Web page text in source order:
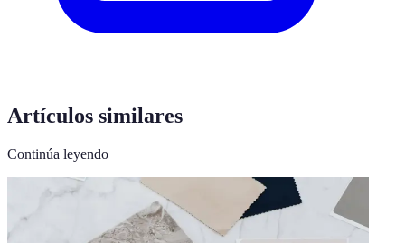
Artículos similares
Continúa leyendo